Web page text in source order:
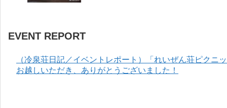
EVENT REPORT
（冷泉荘日記／イベントレポート）「れいぜん荘ピクニ
お越しいただき、ありがとうございました！